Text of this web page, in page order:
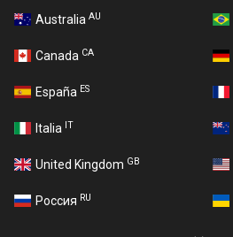
Australia AU
Canada CA
España ES
Italia IT
United Kingdom GB
Россия RU